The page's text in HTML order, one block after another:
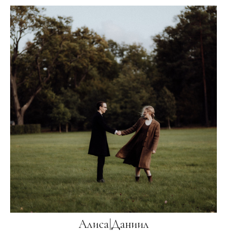
Алиса|Даниил